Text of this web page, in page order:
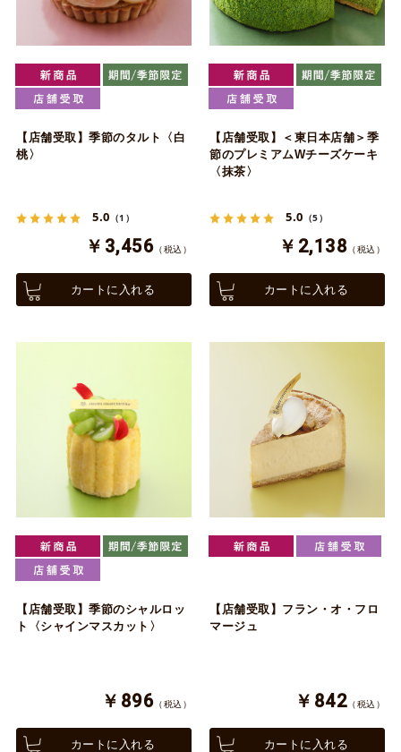
【店舗受取】季節のタルト〈白
桃〉
5.0 （1）
￥3,456 （税込）
カートに入れる
【店舗受取】＜東日本店舗＞季
節のプレミアムWチーズケーキ
〈抹茶〉
5.0 （5）
￥2,138 （税込）
カートに入れる
【店舗受取】季節のシャルロッ
ト〈シャインマスカット〉
￥896 （税込）
カートに入れる
【店舗受取】フラン・オ・フロ
マージュ
￥842 （税込）
カートに入れる